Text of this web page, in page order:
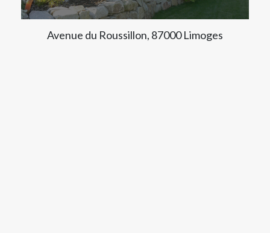
Avenue du Roussillon, 87000 Limoges